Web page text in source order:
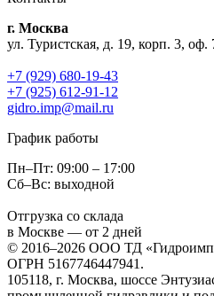
г. Москва
ул. Туристская, д. 19, корп. 3, оф.
+7 (929) 680-19-43
+7 (925) 612-91-12
gidro.imp@mail.ru
График работы
Пн–Пт: 09:00 – 17:00
Сб–Вс: выходной
Отгрузка со склада
в Москве — от 2 дней
© 2016–2026 ООО ТД
ОГРН 5167746447941.
105118, г. Москва, шоссе